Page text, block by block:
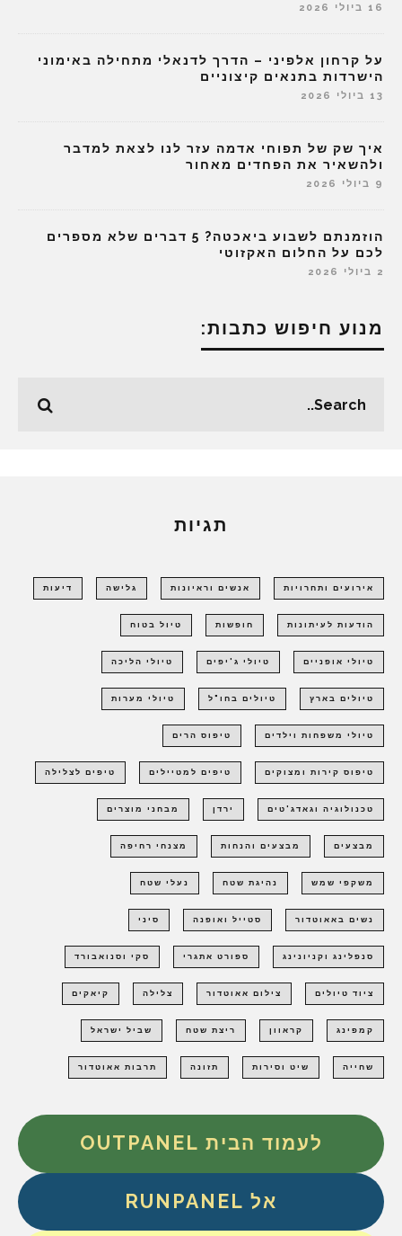
16 ביולי 2026
על קרחון אלפיני – הדרך לדנאלי מתחילה באימוני
הישרדות בתנאים קיצוניים
13 ביולי 2026
איך שק של תפוחי אדמה עזר לנו לצאת למדבר
ולהשאיר את הפחדים מאחור
9 ביולי 2026
הוזמנתם לשבוע ביאכטה? 5 דברים שלא מספרים
לכם על החלום האקזוטי
2 ביולי 2026
מנוע חיפוש כתבות:
תגיות
אירועים ותחרויות אנשים וראיונות גלישה דיעות
הודעות לעיתונות חופשות טיול בטוח
טיולי אופניים טיולי ג'יפים טיולי הליכה
טיולים בארץ טיולים בחו"ל טיולי מערות
טיולי משפחות וילדים טיפוס הרים
טיפוס קירות ומצוקים טיפים למטיילים טיפים לצלילה
טכנולוגיה וגאדג'טים ירדן מבחני מוצרים
מבצעים מבצעים והנחות מצנחי רחיפה
משקפי שמש נהיגת שטח נעלי שטח
נשים באאוטדור סטייל ואופנה סיני
סנפלינג וקניונינג ספורט אתגרי סקי וסנואבורד
ציוד טיולים צילום אאוטדור צלילה קיאקים
קמפינג קראוון ריצת שטח שביל ישראל
שחייה שיט וסירות תזונה תרבות אאוטדור
לעמוד הבית OUTPANEL
אל RUNPANEL